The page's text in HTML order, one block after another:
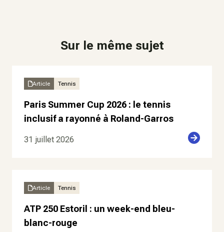
Sur le même sujet
Article Tennis
Paris Summer Cup 2026 : le tennis
inclusif a rayonné à Roland-Garros
31 juillet 2026
Article Tennis
ATP 250 Estoril : un week-end bleu-
blanc-rouge